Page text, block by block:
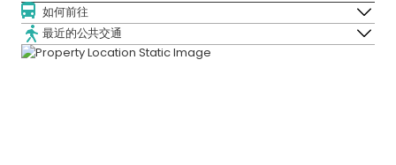
如何前往
最近的公共交通